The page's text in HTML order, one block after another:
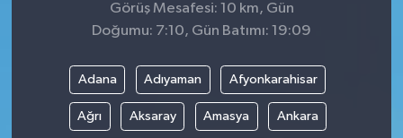
Görüş Mesafesi: 10 km, Gün
Doğumu: 7:10, Gün Batımı: 19:09
Adana Adıyaman Afyonkarahisar
Ağrı Aksaray Amasya Ankara